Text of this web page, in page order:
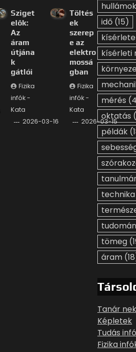
Sziget
elők:
Az
áram
útjána
k
gátlói
Fizika
infók -
Kata
2026-03-16
Töltés
ek
szerep
e az
elektro
mossá
gban
Fizika
infók -
Kata
2026-03-15
hullámok
idő (15)
kísérleti
mérés
oktatás
példák
technika
tömeg
áram
Tanár
Képletek
Tudás infó
Fizika